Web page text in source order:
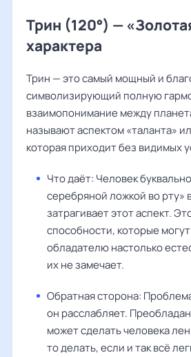
Трин (120°) —
характера
Трин — это самый мощный и
символизирующий полную
взаимопонимание между
называют аспектом «таланта»
которая приходит без видимых
Что даёт: Человек
серебряной ложкой во рту»
затрагивает этот аспект.
способности, которые могут
обладателю настолько
их не замечает.
Обратная сторона:
он расслабляет.
может сделать человека
то делать, если и так всё